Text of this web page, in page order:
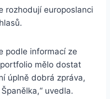
rozhodují europoslanci
podle informací ze
mělo dostat
úplně dobrá zpráva,
uvedla.